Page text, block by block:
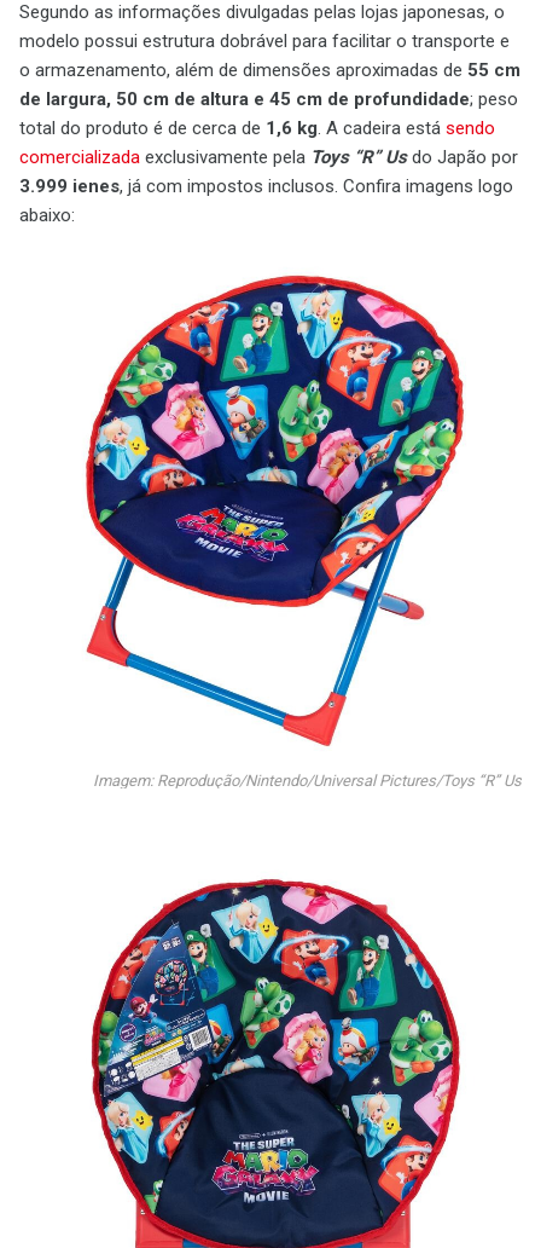
Segundo as informações divulgadas pelas lojas japonesas, o
modelo possui estrutura dobrável para facilitar o transporte e
o armazenamento, além de dimensões aproximadas de 55 cm
de largura, 50 cm de altura e 45 cm de profundidade; peso
total do produto é de cerca de 1,6 kg. A cadeira está sendo
comercializada exclusivamente pela Toys “R” Usdo Japão por
3.999 ienes, já com impostos inclusos. Confira imagens logo
abaixo:
Imagem: Reprodução/Nintendo/Universal Pictures/Toys “R” Us